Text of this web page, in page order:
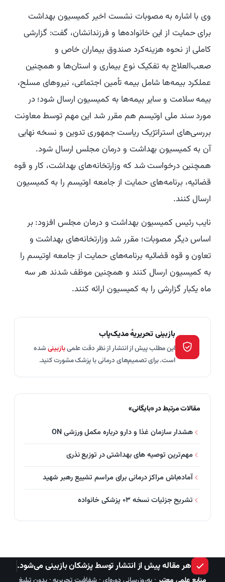
وی با اشاره به مصوبات نشست اخیر کمیسیون بهداشت
برای حمایت از این خانواده‌ها و فرزندانشان، گفت: گزارشی
کاملی از نحوه هزینه‌کرد صندوق بیماران خاص و
صعب‌العلاج به تفکیک نوع بیماری و استان‌ها و همچنین
عملکرد بیمه‌ها شامل بیمه تأمین اجتماعی، نیروهای مسلح،
بیمه سلامت و سایر بیمه‌ها به کمیسیون ارسال شود؛ در
مورد سند ملی اوتیسم هم مقرر شد این مهم توسط معاونت
بررسی‌های استراتژیک ریاست جمهوری تدوین و نسخه نهایی
آن به کمیسیون بهداشت و درمان مجلس ارسال شود.
همچنین درخواست شد که وزارتخانه‌های بهداشت، کار و قوه
قضائیه، برنامه‌های حمایت از جامعه اوتیسم را به کمیسیون
ارسال کنند.
نایب رئیس کمیسیون بهداشت و درمان مجلس افزود: بر
اساس دیگر مصوبات؛ مقرر شد وزارتخانه‌های بهداشت و
تعاون و قوه قضائیه برنامه‌های حمایت از جامعه اوتیسم را
به کمیسیون ارسال کنند و همچنین موظف شدند هر سه
ماه یکبار گزارشی را به کمیسیون ارائه کنند.
بازبینی تحریریهٔ مدیک‌پاب
این مطلب پیش از انتشار از نظر دقت علمیبازبینیشده
است. برای تصمیم‌های درمانی با پزشک مشورت کنید.
مقالات مرتبط در «بایگانی»
هشدار سازمان غذا و دارو درباره مکمل ورزشی ON
مهم‌ترین توصیه های بهداشتی در توزیع نذری
آماده‌باش مراکز درمانی برای مراسم تشییع رهبر شهید
تشریح جزئیات نسخه ۰۳ پزشکی خانواده
هر مقاله پیش از انتشار توسط پزشکان بازبینی می‌شود.